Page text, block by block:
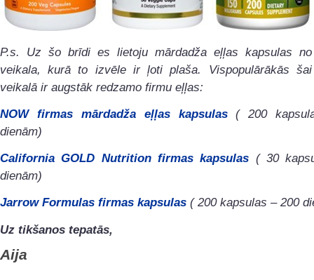
P.s. Uz šo brīdi es lietoju mārdadža eļļas kapsulas no
veikala, kurā to izvēle ir ļoti plaša. Vispopulārākās šai
veikalā ir augstāk redzamo firmu eļļas:
NOW firmas mārdadža eļļas kapsulas( 200
dienām)
California GOLD Nutrition firmas kapsulas ( 30
dienām)
Jarrow Formulas firmas kapsulas ( 200 kapsulas – 200
Uz tikšanos tepatās,
Aija